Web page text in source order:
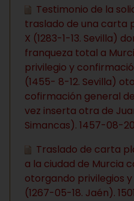
Testimonio de la
traslado de una carta
X (1283-1-13. Sevilla)
franqueza total a
privilegio y
(1455- 8-12. Sevilla)
cofirmación general
vez inserta otra de
Simancas). 1457-08-
Traslado de carta
a la ciudad de Murcia
otorgando privilegios
(1267-05-18. Jaén).